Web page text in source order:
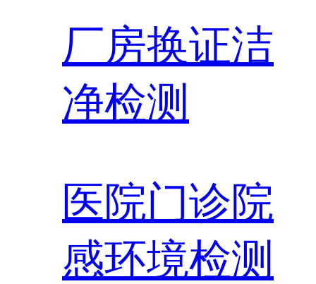
厂房换证洁
净检测
医院门诊院
感环境检测